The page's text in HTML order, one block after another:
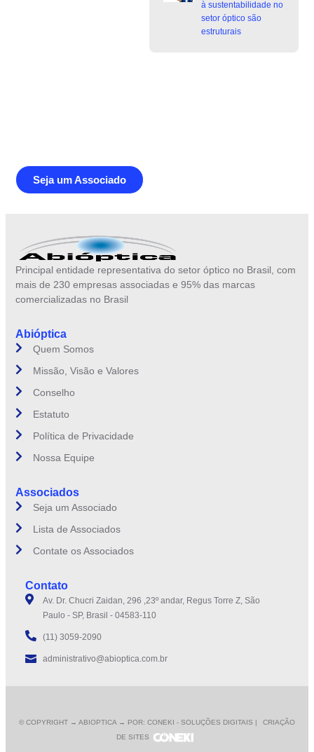
à sustentabilidade no
setor óptico são
estruturais
Seja um Associado
Principal entidade representativa do setor óptico no Brasil, com
mais de 230 empresas associadas e 95% das marcas
comercializadas no Brasil
Abióptica
Quem Somos
Missão, Visão e Valores
Conselho
Estatuto
Política de Privacidade
Nossa Equipe
Associados
Seja um Associado
Lista de Associados
Contate os Associados
Contato
Av. Dr. Chucri Zaidan, 296 ,23º andar, Regus Torre Z, São
Paulo - SP, Brasil - 04583-110
(11) 3059-2090
administrativo@abioptica.com.br
© COPYRIGHT → ABIOPTICA → POR: CONEKI - SOLUÇÕES DIGITAIS |
CRIAÇÃO
DE SITES